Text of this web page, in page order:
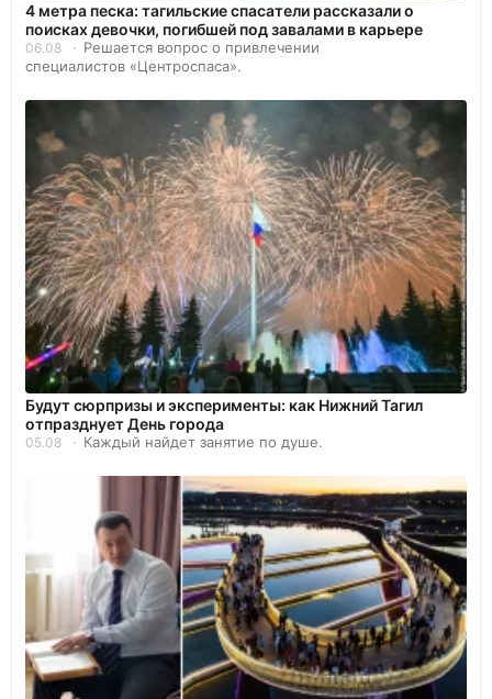
4 метра песка: тагильские спасатели рассказали о
поисках девочки, погибшей под завалами в карьере
06.08
Решается вопрос о привлечении
специалистов «Центроспаса».
Будут сюрпризы и эксперименты: как Нижний Тагил
отпразднует День города
05.08 Каждый найдет занятие по душе.